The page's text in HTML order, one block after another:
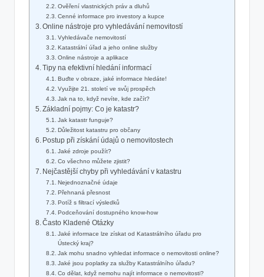
Ověření vlastnických práv a dluhů
Cenné informace pro investory a kupce
Online nástroje pro vyhledávání nemovitostí
Vyhledávače nemovitostí
Katastrální úřad a jeho online služby
Online nástroje a aplikace
Tipy na efektivní hledání informací
Buďte v obraze, jaké informace hledáte!
Využijte 21. století ve svůj prospěch
Jak na to, když nevíte, kde začít?
Základní pojmy: Co je katastr?
Jak katastr funguje?
Důležitost katastru pro občany
Postup při získání údajů o nemovitostech
Jaké zdroje použít?
Co všechno můžete zjistit?
Nejčastější chyby při vyhledávání v katastru
Nejednoznačné údaje
Přehnaná přesnost
Potíž s filtrací výsledků
Podceňování dostupného know-how
Často Kladené Otázky
Jaké informace lze získat od Katastrálního úřadu pro
Ústecký kraj?
Jak mohu snadno vyhledat informace o nemovitosti online?
Jaké jsou poplatky za služby Katastrálního úřadu?
Co dělat, když nemohu najít informace o nemovitosti?